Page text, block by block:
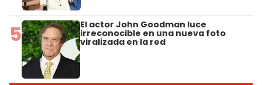
5 El actor John Goodman luce
irreconocible en una nueva foto
viralizada en la red